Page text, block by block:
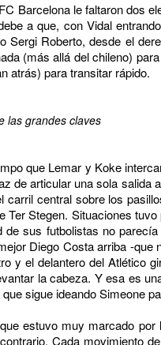
Barcelona le faltaron dos
a que, con Vidal
Sergi Roberto, desde el
(más allá del chileno)
atrás) para transitar rápido.
las grandes claves
que Lemar y Koke
de articular una sola
carril central sobre los
Ter Stegen. Situaciones
sus futbolistas no
Diego Costa arriba -
y el delantero del Atlético
la cabeza. Y esa es
sigue ideando Simeone
estuvo muy marcado
Cada movimiento